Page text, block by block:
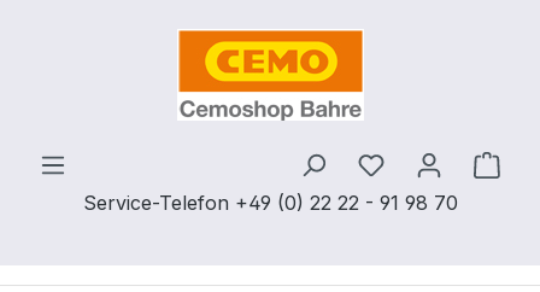
Zum Hauptinhalt springen
Service-Telefon +49 (0) 22 22 - 91 98 70
Du hast 0